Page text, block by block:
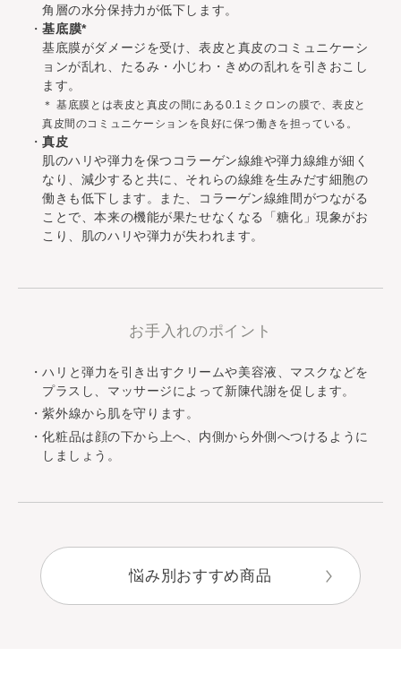
角層の水分保持力が低下します。
基底膜*
基底膜がダメージを受け、表皮と真皮のコミュニケーシ
ョンが乱れ、たるみ・小じわ・きめの乱れを引きおこし
ます。
＊ 基底膜とは表皮と真皮の間にある0.1ミクロンの膜で、表皮と
真皮間のコミュニケーションを良好に保つ働きを担っている。
真皮
肌のハリや弾力を保つコラーゲン線維や弾力線維が細く
なり、減少すると共に、それらの線維を生みだす細胞の
働きも低下します。また、コラーゲン線維間がつながる
ことで、本来の機能が果たせなくなる「糖化」現象がお
こり、肌のハリや弾力が失われます。
お手入れのポイント
ハリと弾力を引き出すクリームや美容液、マスクなどを
プラスし、マッサージによって新陳代謝を促します。
紫外線から肌を守ります。
化粧品は顔の下から上へ、内側から外側へつけるように
しましょう。
悩み別おすすめ商品